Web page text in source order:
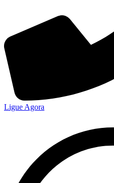
Ligue Agora